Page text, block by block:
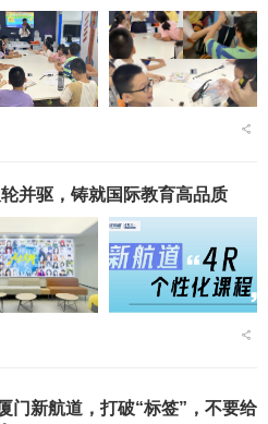
并驱，铸就国际教育高品质
门新航道，打破“标签”，不要给